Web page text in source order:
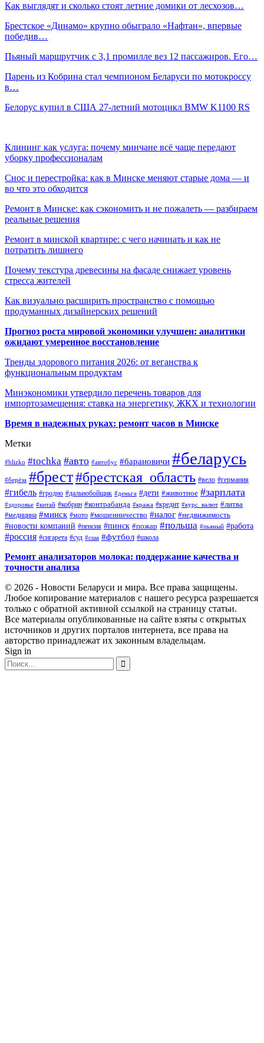
Как выглядят и сколько стоят летние домики от лесхозов…
Брестское «Динамо» крупно обыграло «Нафтан», впервые
победив…
Пьяный маршрутчик с 3,1 промилле вез 12 пассажиров. Его…
Парень из Кобрина стал чемпионом Беларуси по мотокроссу
в…
Белорус купил в США 27-летний мотоцикл BMW K1100 RS
Клининг как услуга: почему минчане всё чаще передают
уборку профессионалам
Снос и перестройка: как в Минске меняют старые дома — и
во что это обходится
Ремонт в Минске: как сэкономить и не пожалеть — разбираем
реальные решения
Ремонт в минской квартире: с чего начинать и как не
потратить лишнего
Почему текстура древесины на фасаде снижает уровень
стресса жителей
Как визуально расширить пространство с помощью
продуманных дизайнерских решений
Прогноз роста мировой экономики улучшен: аналитики
ожидают умеренное восстановление
Тренды здорового питания 2026: от веганства к
функциональным продуктам
Минэкономики утвердило перечень товаров для
импортозамещения: ставка на энергетику, ЖКХ и технологии
Время в надежных руках: ремонт часов в Минске
Метки
#blizko #tochka #авто #автобус #барановичи #беларусь
#берёза #брест#брестская_область #вело #германия
#гибель #гродно #дальнобойщик #деньга #дети #животное #зарплата
#здоровье #китай #кобрин #контрабанда #кража #кредит #курс_валют #литва
#медицина #минск #мото #мошенничество #налог #недвижимость
#новости компаний #пенсия #пинск #пожар #польша #пьяный #работа
#россия #сигарета #суд #сша #футбол #школа
Ремонт анализаторов молока: поддержание качества и
точности анализа
© 2026 - Новости Беларуси и мира. Все права защищены.
Любое копирование материалов с нашего ресурса разрешается
только с обратной активной ссылкой на страницу статьи.
Все материалы опубликованные на сайте взяты с открытых
источников и других порталов интернета, все права на
авторство принадлежат их законным владельцам.
Sign in